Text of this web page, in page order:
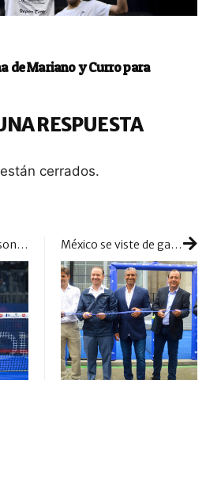
de Mariano y Curro para
RESPUESTA
cerrados.
Tello y Chingotto son los que más se complican la existencia en 1/16 México se viste de gala para presumir de su primera pista pública